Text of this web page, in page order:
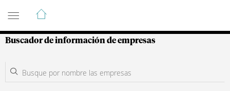
Guía de Empresas Colombianas
Buscador de información de empresas